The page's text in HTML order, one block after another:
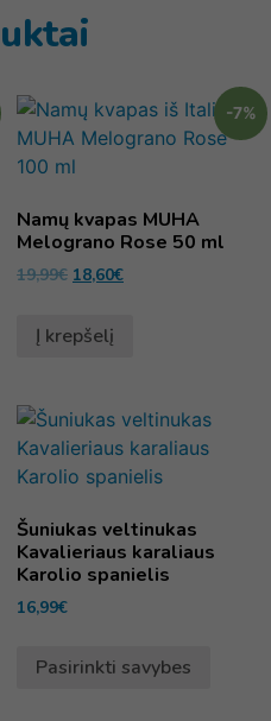
-7%
Namų kvapas MUHA
Melograno Rose 50 ml
19,99€ 18,60€
Į krepšelį
Šuniukas veltinukas
Kavalieriaus karaliaus
Karolio spanielis
16,99€
Pasirinkti savybes